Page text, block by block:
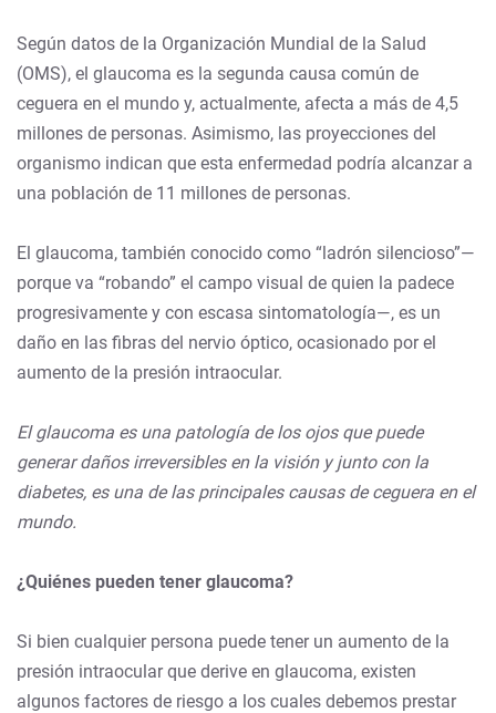
Según datos de la Organización Mundial de la Salud
(OMS), el glaucoma es la segunda causa común de
ceguera en el mundo y, actualmente, afecta a más de 4,5
millones de personas. Asimismo, las proyecciones del
organismo indican que esta enfermedad podría alcanzar a
una población de 11 millones de personas.
El glaucoma, también conocido como “ladrón silencioso”—
porque va “robando” el campo visual de quien la padece
progresivamente y con escasa sintomatología—, es un
daño en las fibras del nervio óptico, ocasionado por el
aumento de la presión intraocular.
El glaucoma es una patología de los ojos que puede
generar daños irreversibles en la visión y junto con la
diabetes, es una de las principales causas de ceguera en el
mundo.
¿Quiénes pueden tener glaucoma?
Si bien cualquier persona puede tener un aumento de la
presión intraocular que derive en glaucoma, existen
algunos factores de riesgo a los cuales debemos prestar